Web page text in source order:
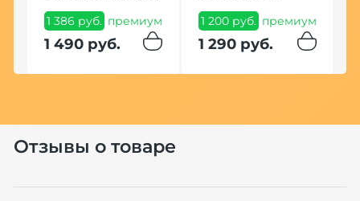
1 386 руб. премиум
1 490 руб.
1 200 руб. премиум
1 290 руб.
Отзывы о товаре